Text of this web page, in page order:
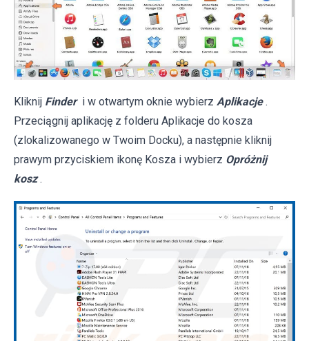
Kliknij Finder i w otwartym oknie wybierz Aplikacje .
Przeciągnij aplikację z folderu Aplikacje do kosza
(zlokalizowanego w Twoim Docku), a następnie kliknij
prawym przyciskiem ikonę Kosza i wybierz Opróżnij
kosz .